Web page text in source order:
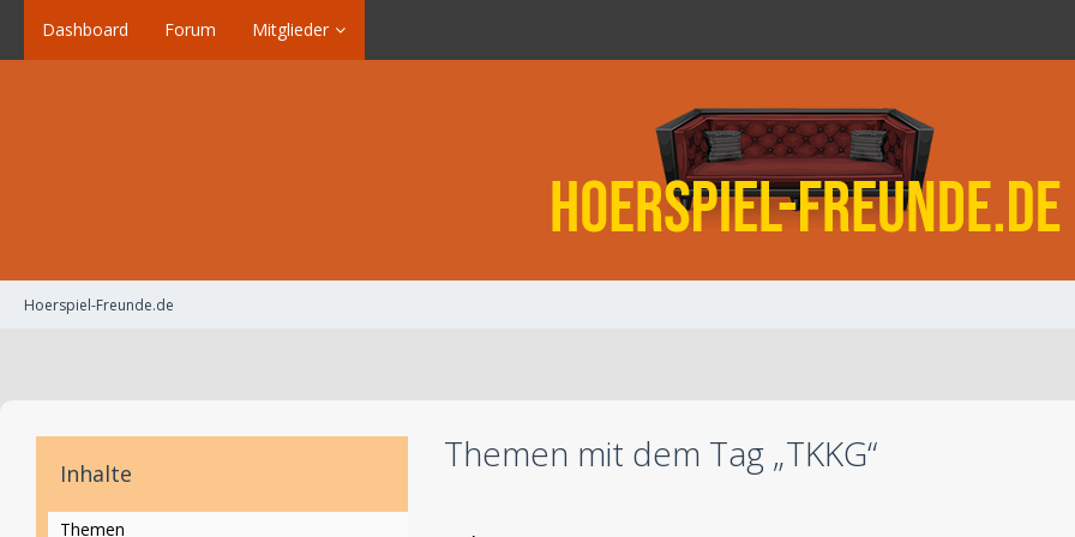
Dashboard Forum Mitglieder
Hoerspiel-Freunde.de
Inhalte
Themen
Themen mit dem Tag „TKKG“